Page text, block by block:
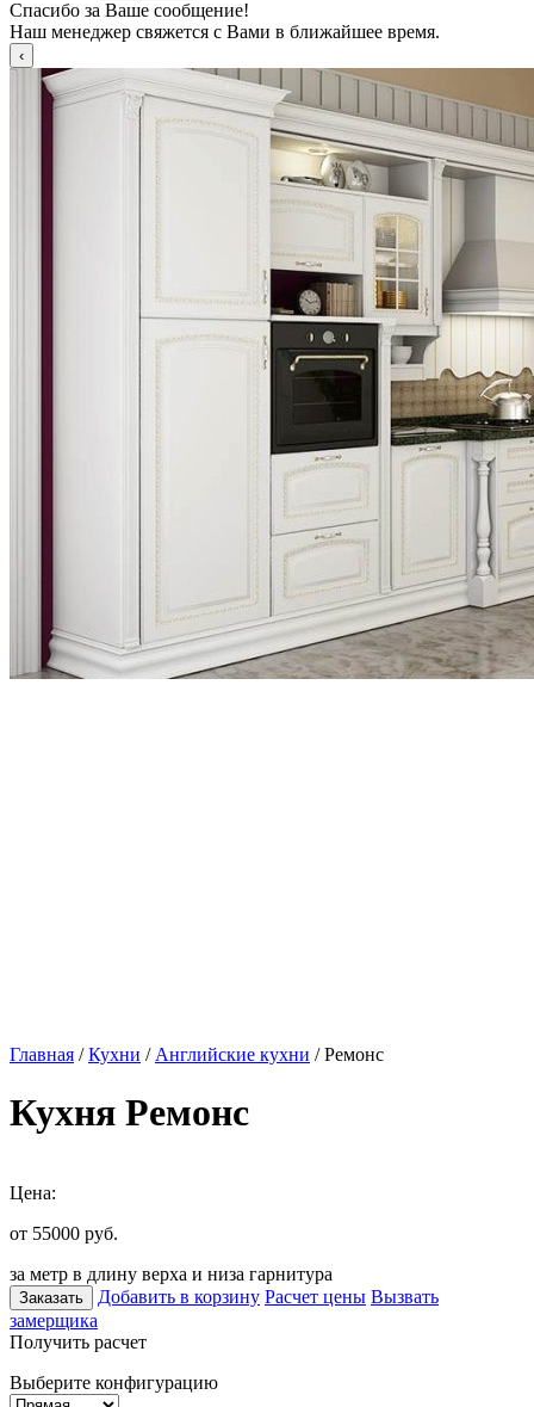
Спасибо за Ваше сообщение!
Наш менеджер свяжется с Вами в ближайшее время.
Главная /Кухни / Английские кухни / Ремонс
Кухня Ремонс
Цена:
от 55000 руб.
за метр в длину верха и низа гарнитура
Заказать Добавить в корзину Расчет цены Вызвать
замерщика
Получить расчет
Выберите конфигурацию